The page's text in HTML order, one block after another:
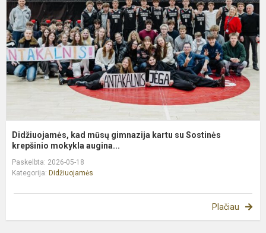
Didžiuojamės, kad mūsų gimnazija kartu su Sostinės
krepšinio mokykla augina...
Paskelbta: 2026-05-18
Kategorija: Didžiuojamės
Plačiau